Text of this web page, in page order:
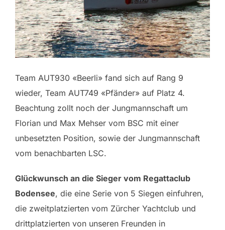
Team AUT930 «Beerli» fand sich auf Rang 9
wieder, Team AUT749 «Pfänder» auf Platz 4.
Beachtung zollt noch der Jungmannschaft um
Florian und Max Mehser vom BSC mit einer
unbesetzten Position, sowie der Jungmannschaft
vom benachbarten LSC.
Glückwunsch an die Sieger vom Regattaclub
Bodensee, die eine Serie von 5 Siegen einfuhren,
die zweitplatzierten vom Zürcher Yachtclub und
drittplatzierten von unseren Freunden in